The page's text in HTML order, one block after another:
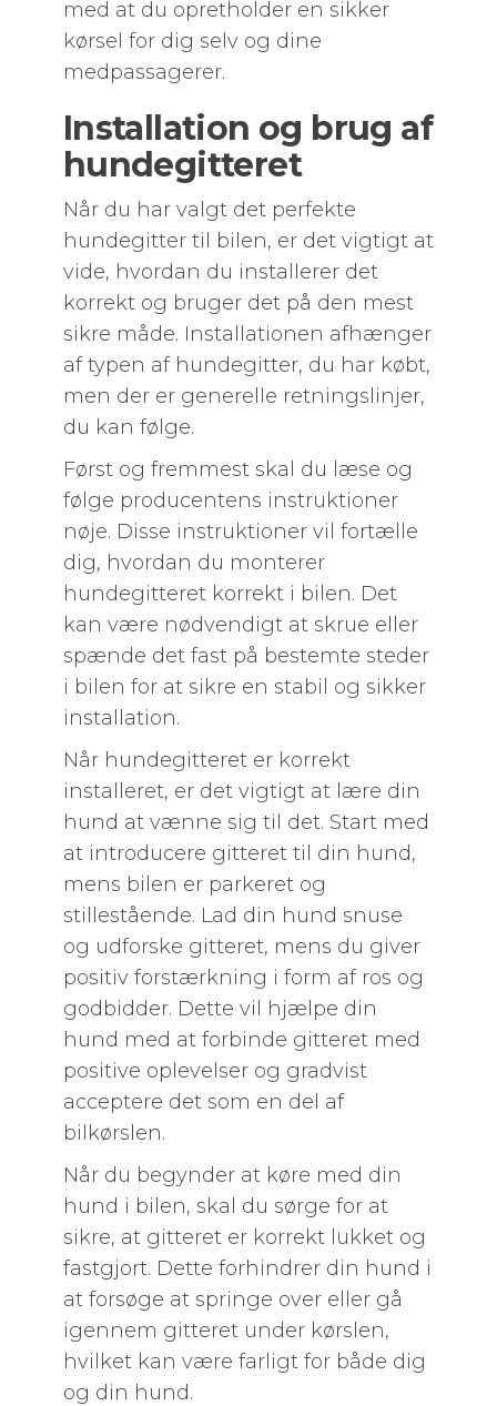
med at du opretholder en sikker
kørsel for dig selv og dine
medpassagerer.
Installation og brug af
hundegitteret
Når du har valgt det perfekte
hundegitter til bilen, er det vigtigt at
vide, hvordan du installerer det
korrekt og bruger det på den mest
sikre måde. Installationen afhænger
af typen af hundegitter, du har købt,
men der er generelle retningslinjer,
du kan følge.
Først og fremmest skal du læse og
følge producentens instruktioner
nøje. Disse instruktioner vil fortælle
dig, hvordan du monterer
hundegitteret korrekt i bilen. Det
kan være nødvendigt at skrue eller
spænde det fast på bestemte steder
i bilen for at sikre en stabil og sikker
installation.
Når hundegitteret er korrekt
installeret, er det vigtigt at lære din
hund at vænne sig til det. Start med
at introducere gitteret til din hund,
mens bilen er parkeret og
stillestående. Lad din hund snuse
og udforske gitteret, mens du giver
positiv forstærkning i form af ros og
godbidder. Dette vil hjælpe din
hund med at forbinde gitteret med
positive oplevelser og gradvist
acceptere det som en del af
bilkørslen.
Når du begynder at køre med din
hund i bilen, skal du sørge for at
sikre, at gitteret er korrekt lukket og
fastgjort. Dette forhindrer din hund i
at forsøge at springe over eller gå
igennem gitteret under kørslen,
hvilket kan være farligt for både dig
og din hund.